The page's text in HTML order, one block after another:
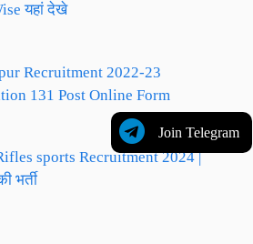
Join Telegram
यहां देखे
Recruitment 2022-23
131 Post Online Form
sports Recruitment 2024 |
भर्ती